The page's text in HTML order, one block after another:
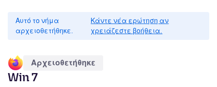
Αυτό το νήμα
αρχειοθετήθηκε.
Κάντε νέα ερώτηση αν
χρειάζεστε βοήθεια.
Αρχειοθετήθηκε
Win 7